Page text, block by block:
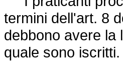
termini dell'art. 8
debbono avere la
quale sono iscritti.